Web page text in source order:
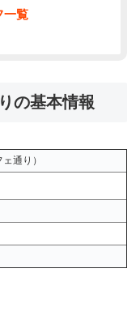
一覧
の基本情報
通り）